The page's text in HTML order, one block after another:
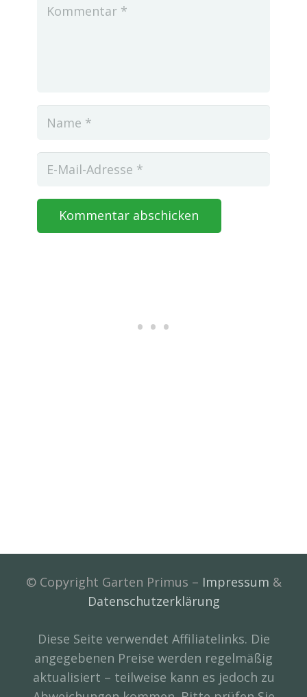
Kommentar abschicken
© Copyright Garten Primus – Impressum &
Datenschutzerklärung
Diese Seite verwendet Affiliatelinks. Die
angegebenen Preise werden regelmäßig
aktualisiert – teilweise kann es jedoch zu